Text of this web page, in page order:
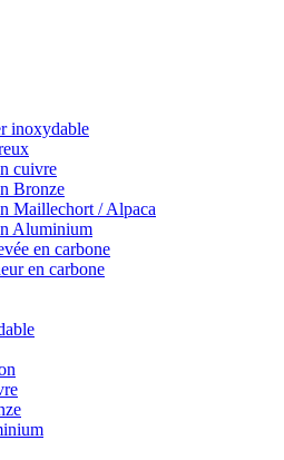
inoxydable
cuivre
Bronze
Maillechort / Alpaca
Aluminium
en carbone
en carbone